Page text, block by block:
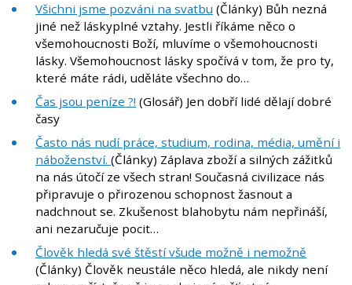
Všichni jsme pozváni na svatbu (Články) Bůh nezná
jiné než láskyplné vztahy. Jestli říkáme něco o
všemohoucnosti Boží, mluvíme o všemohoucnosti
lásky. Všemohoucnost lásky spočívá v tom, že pro ty,
které máte rádi, uděláte všechno do…
Čas jsou peníze ?! (Glosář) Jen dobří lidé dělají dobré
časy
Často nás nudí práce, studium, rodina, média, umění i
náboženství. (Články) Záplava zboží a silných zážitků
na nás útočí ze všech stran! Současná civilizace nás
připravuje o přirozenou schopnost žasnout a
nadchnout se. Zkušenost blahobytu nám nepřináší,
ani nezaručuje pocit…
Člověk hledá své štěstí všude možně i nemožně
(Články) Člověk neustále něco hledá, ale nikdy není